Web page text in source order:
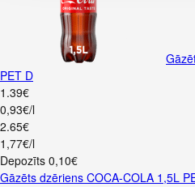
PET D
1 .39€
0,93€/l
2.65€
1,77€/l
Depozīts 0,10€
Gāzēts dzēriens COCA-COLA 1,5L